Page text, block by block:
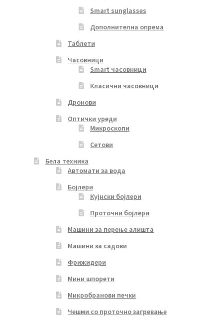
Smart sunglasses
Дополнителна опрема
Таблети
Часовници
Smart часовници
Класични часовници
Дронови
Оптички уреди
Микроскопи
Сетови
Бела техника
Автомати за вода
Бојлери
Кујнски бојлери
Проточни бојлери
Машини за перење алишта
Машини за садови
Фрижидери
Мини шпорети
Микробранови печки
Чешми со проточно загревање